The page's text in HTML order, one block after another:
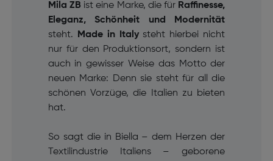
Mila ZBist eine Marke, die für Raffinesse,
Eleganz, Schönheit und Modernität
steht. Made in Italysteht hierbei nicht
nur für den Produktionsort, sondern ist
auch in gewisser Weise das Motto der
neuen Marke: Denn sie steht für all die
schönen Vorzüge, die Italien zu bieten
hat.
So sagt die in Biella – dem Herzen der
Textilindustrie Italiens – geborene